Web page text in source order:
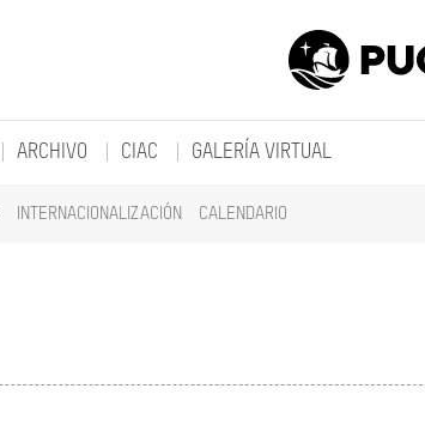
INTERNACIONALIZACIÓN CALENDARIO
ARCHIVO CIAC GALERÍA VIRTUAL